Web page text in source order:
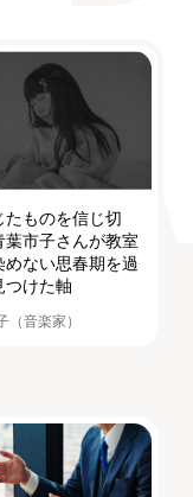
たものを信じ切
葉市子さんが教室
めない思春期を過
つけた軸
（音楽家）